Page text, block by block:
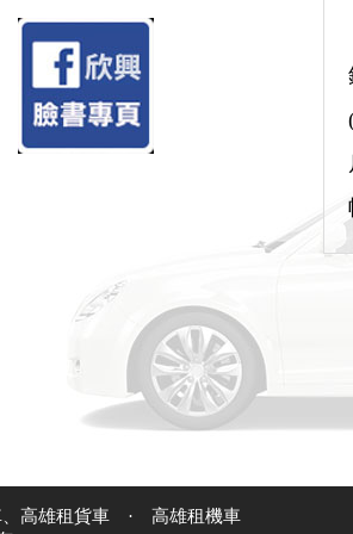
高雄租貨車 · 高雄租機車